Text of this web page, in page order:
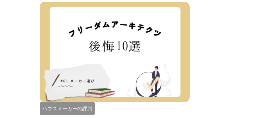
ハウスメーカーの評判